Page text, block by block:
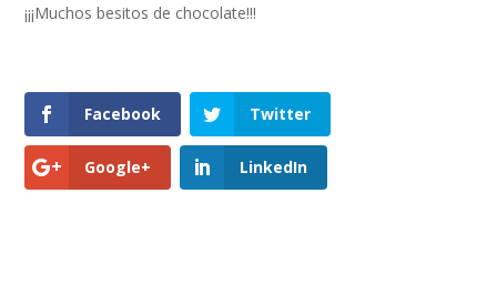
¡¡¡Muchos besitos de chocolate!!!
Facebook Twitter
Google+ LinkedIn